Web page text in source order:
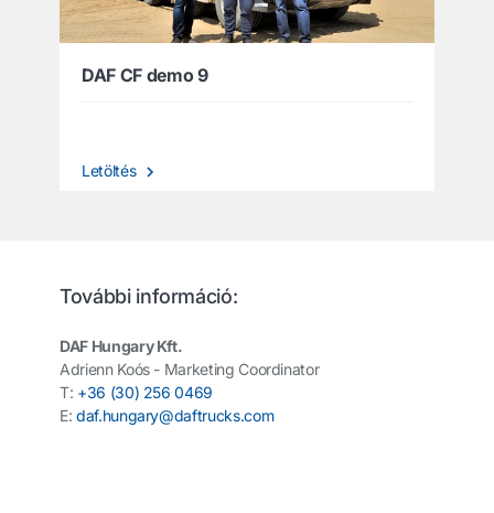
DAF CF demo 9
Letöltés
További információ:
DAF Hungary Kft.
Adrienn Koós - Marketing Coordinator
T: +36 (30) 256 0469
E: daf.hungary@daftrucks.com